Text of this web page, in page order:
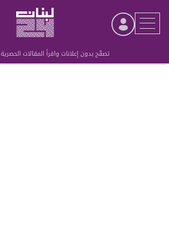
تصفّح بدون إعلانات واقرأ المقالات الحصرية
Advertisement